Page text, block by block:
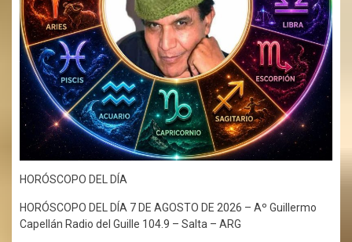
HORÓSCOPO DEL DÍA
HORÓSCOPO DEL DÍA 7 DE AGOSTO DE 2026 – Aº Guillermo
Capellán Radio del Guille 104.9 – Salta – ARG